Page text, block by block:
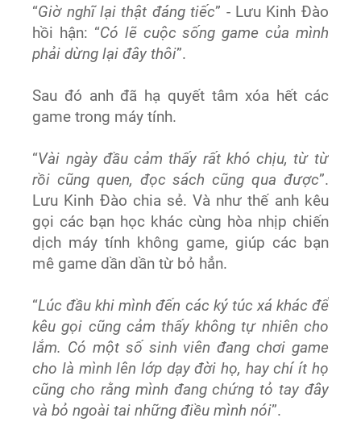
“Giờ nghĩ lại thật đáng tiếc” - Lưu Kinh Đào
hồi hận: “Có lẽ cuộc sống game của mình
phải dừng lại đây thôi”.
Sau đó anh đã hạ quyết tâm xóa hết các
game trong máy tính.
“Vài ngày đầu cảm thấy rất khó chịu, từ từ
rồi cũng quen, đọc sách cũng qua được”.
Lưu Kinh Đào chia sẻ. Và như thế anh kêu
gọi các bạn học khác cùng hòa nhịp chiến
dịch máy tính không game, giúp các bạn
mê game dần dần từ bỏ hẳn.
“Lúc đầu khi mình đến các ký túc xá khác để
kêu gọi cũng cảm thấy không tự nhiên cho
lắm. Có một số sinh viên đang chơi game
cho là mình lên lớp dạy đời họ, hay chí ít họ
cũng cho rằng mình đang chứng tỏ tay đây
và bỏ ngoài tai những điều mình nói”.